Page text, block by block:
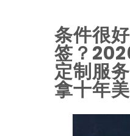
条件很
签？
定制服
拿十年